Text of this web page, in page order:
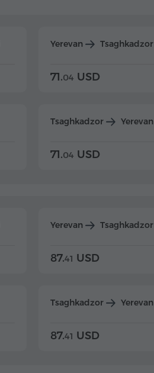
Yerevan Tsaghkadzor
71.04 USD
Tsaghkadzor Yerevan
71.04 USD
Yerevan Tsaghkadzor
87.41 USD
Tsaghkadzor Yerevan
87.41 USD